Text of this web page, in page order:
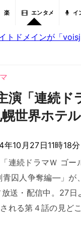
楽 エンタメ イ
トドメインが「
演「連続
世界ホテ
年10月27日11時18分
連続ドラマＷ ゴー
囚人争奪編―」が
放送・配信中。27日
れる第４話の見ど